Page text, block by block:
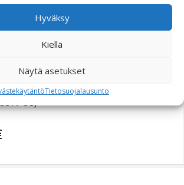
Hyväksy
Kiellä
Näytä asetukset
Tietosuojalausunto
X 30
06)